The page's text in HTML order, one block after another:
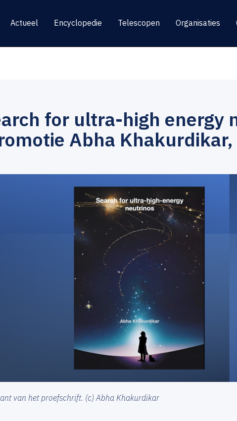
Actueel Encyclopedie Telescopen Organisaties
for ultra-high energy
Abha Khakurdikar,
van het proefschrift. (c) Abha Khakurdikar